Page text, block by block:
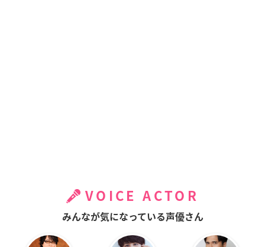
VOICE ACTOR
みんなが気になっている声優さん